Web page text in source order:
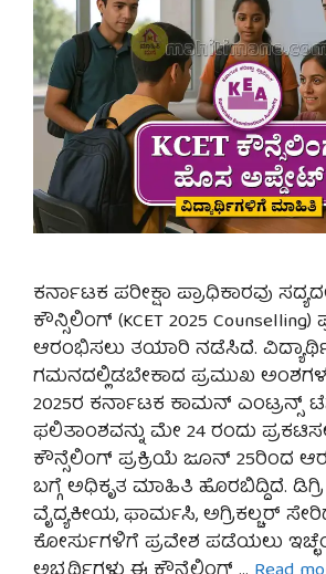
ಕರ್ನಾಟಕ ಪರೀಕ್ಷಾ ಪ್ರಾಧಿಕಾರವು
ಕೌನ್ಸಿಲಿಂಗ್ (KCET 2025 Counselling)
ಆರಂಭಿಸಲು ತಯಾರಿ ನಡೆಸಿದೆ.
ಗಮನದಲ್ಲಿಡಬೇಕಾದ ಪ್ರಮುಖ
2025ರ ಕರ್ನಾಟಕ ಕಾಮನ್ ಎಂಟ್ರನ್ಸ್
ಫಲಿತಾಂಶವನ್ನು ಮೇ 24 ರಂದು
ಕೌನ್ಸೆಲಿಂಗ್ ಪ್ರಕ್ರಿಯೆ ಜೂನ್ 25ರಿಂದ
ಬಗ್ಗೆ ಅಧಿಕೃತ ಮಾಹಿತಿ ಹೊರಬಿದ್ದಿದೆ.
ವೈದ್ಯಕೀಯ, ಫಾರ್ಮಸಿ, ಅಗ್ರಿಕಲ್ಚರ್
ಕೋರ್ಸುಗಳಿಗೆ ಪ್ರವೇಶ ಪಡೆಯಲು